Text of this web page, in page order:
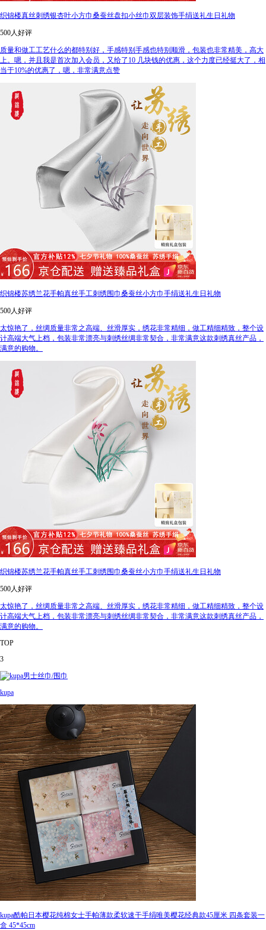
织锦楼真丝刺绣银杏叶小方巾桑蚕丝盘扣小丝巾双层装饰手绢送礼生日礼物
500人好评
质量和做工工艺什么的都特别好，手感特别手感也特别顺滑，包装也非常精美，高大
上。嗯，并且我是首次加入会员，又给了10 几块钱的优惠，这个力度已经挺大了，相
当于10%的优惠了，嗯，非常满意点赞
织锦楼苏绣兰花手帕真丝手工刺绣围巾桑蚕丝小方巾手绢送礼生日礼物
500人好评
太惊艳了，丝绸质量非常之高端、丝滑厚实，绣花非常精细，做工精细精致，整个设
计高端大气上档，包装非常漂亮与刺绣丝绸非常契合，非常满意这款刺绣真丝产品，
满意的购物。
织锦楼苏绣兰花手帕真丝手工刺绣围巾桑蚕丝小方巾手绢送礼生日礼物
500人好评
太惊艳了，丝绸质量非常之高端、丝滑厚实，绣花非常精细，做工精细精致，整个设
计高端大气上档，包装非常漂亮与刺绣丝绸非常契合，非常满意这款刺绣真丝产品，
满意的购物。
TOP
3
kupa
kupa酷帕日本樱花纯棉女士手帕薄款柔软速干手绢唯美樱花经典款45厘米 四条套装一
盒 45*45cm